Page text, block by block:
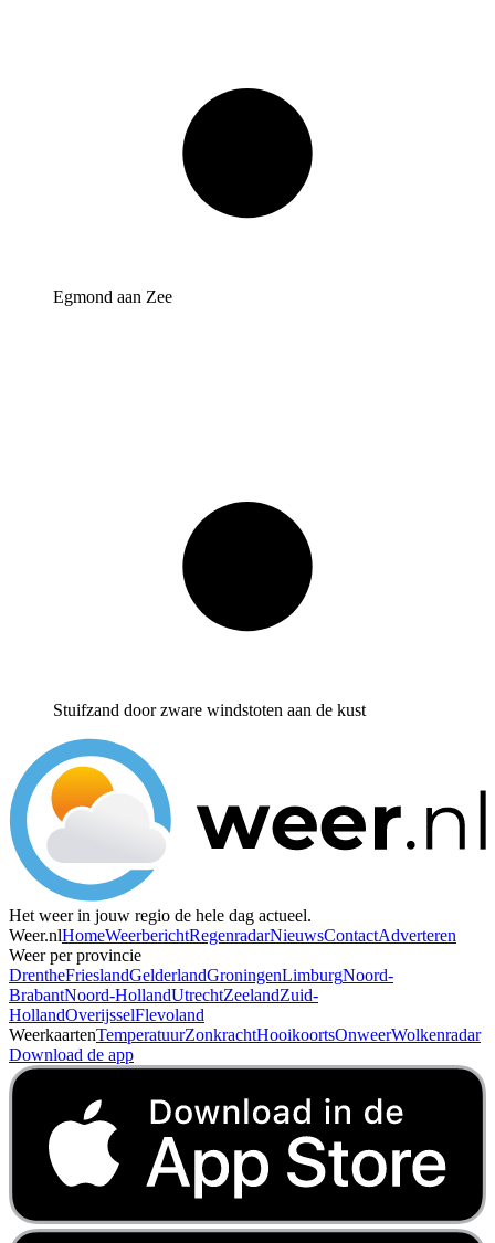
Egmond aan Zee
Stuifzand door zware windstoten aan de kust
Het weer in jouw regio de hele dag actueel.
Weer.nlHomeWeerberichtRegenradarNieuwsContactAdverteren
Weer per provincie
DrentheFrieslandGelderlandGroningenLimburgNoord-
BrabantNoord-HollandUtrechtZeelandZuid-
HollandOverijsselFlevoland
WeerkaartenTemperatuurZonkrachtHooikoortsOnweerWolkenradar
Download de app